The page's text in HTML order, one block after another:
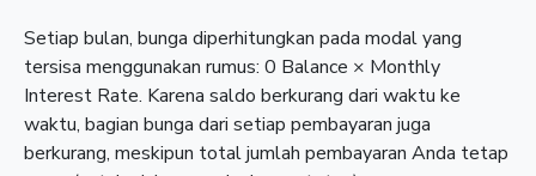
Setiap bulan, bunga diperhitungkan pada modal yang
tersisa menggunakan rumus: 0 Balance × Monthly
Interest Rate. Karena saldo berkurang dari waktu ke
waktu, bagian bunga dari setiap pembayaran juga
berkurang, meskipun total jumlah pembayaran Anda tetap